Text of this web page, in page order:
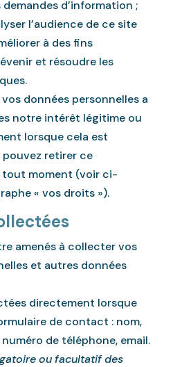
d’information ;
l’audience de ce site
à des fins
et résoudre les
données personnelles a
notre intérêt légitime ou
lorsque cela est
pouvez retirer ce
moment (voir ci-
« vos droits »).
amenés à collecter vos
et autres données
directement lorsque
de contact : nom,
de téléphone, email.
ou facultatif des